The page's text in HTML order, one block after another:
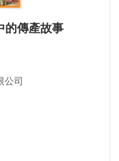
的傳產故事
公司